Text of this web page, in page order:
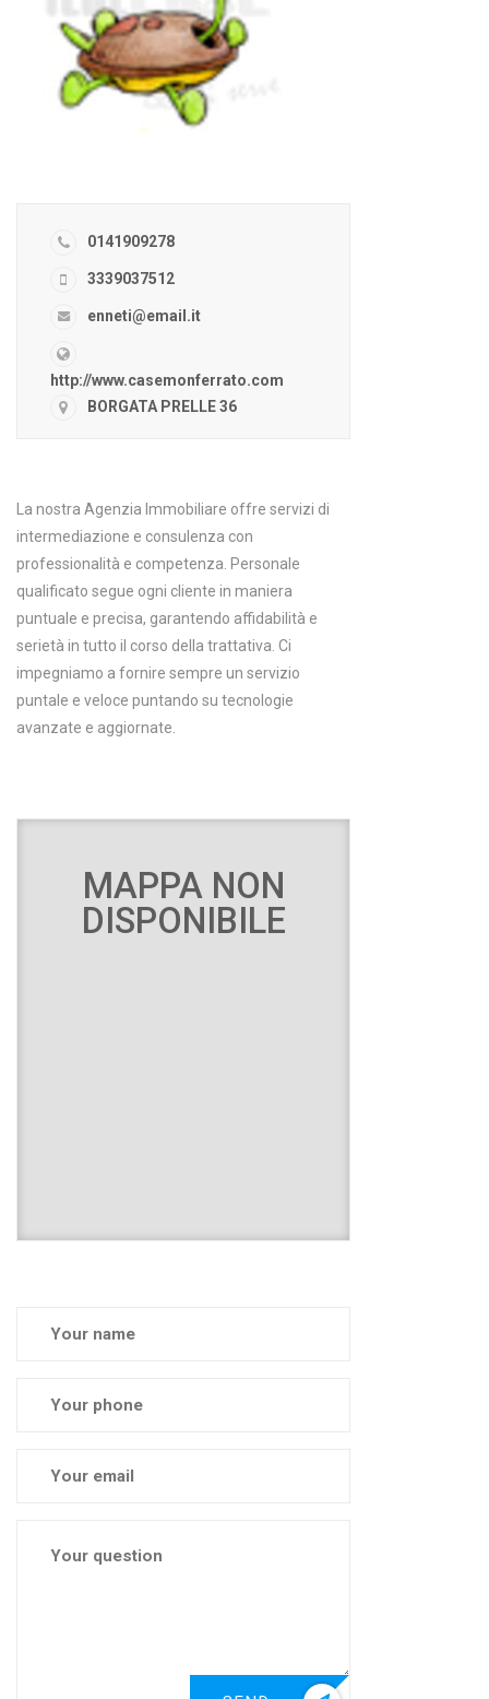
0141909278
3339037512
enneti@email.it
http://www.casemonferrato.com
BORGATA PRELLE 36
La nostra Agenzia Immobiliare offre servizi di
intermediazione e consulenza con
professionalità e competenza. Personale
qualificato segue ogni cliente in maniera
puntuale e precisa, garantendo affidabilità e
serietà in tutto il corso della trattativa. Ci
impegniamo a fornire sempre un servizio
puntale e veloce puntando su tecnologie
avanzate e aggiornate.
MAPPA NON
DISPONIBILE